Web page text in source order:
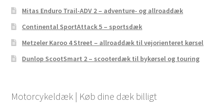
Mitas Enduro Trail-ADV 2 – adventure- og allroaddæk
Continental SportAttack 5 – sportsdæk
Metzeler Karoo 4 Street – allroaddæk til vejorienteret kørsel
Dunlop ScootSmart 2 – scooterdæk til bykørsel og touring
Motorcykeldæk | Køb dine dæk billigt